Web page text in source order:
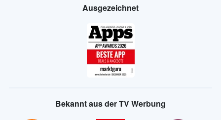
Ausgezeichnet
Bekannt aus der TV Werbung